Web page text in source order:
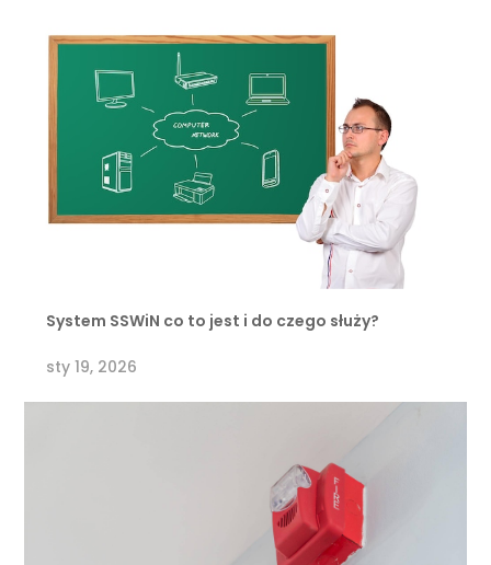
System SSWiN co to jest i do czego służy?
sty 19, 2026